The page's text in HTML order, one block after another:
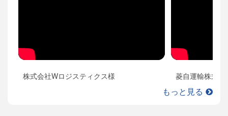
株式会社Wロジスティクス様 菱自運輸株式会
もっと見る